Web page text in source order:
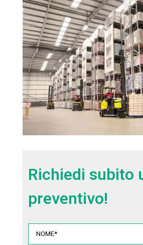
Richiedi subito
preventivo!